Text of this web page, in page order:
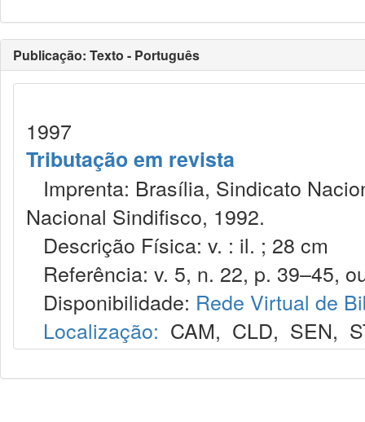
Publicação: Texto - Português
1997
Tributação em revista
Imprenta: Brasília, Sindicato
Nacional Sindifisco, 1992.
Descrição Física: v. : il. ; 28 cm
Referência: v. 5, n. 22, p. 39–45,
Disponibilidade: Rede Virtual de
Localização: CAM, CLD, SEN,